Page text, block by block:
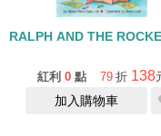
RALPH AND THE
紅利 0 點 79 折 138
加入購物車